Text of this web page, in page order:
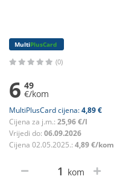
MultiPlusCard
(0)
6 49
€/kom
MultiPlusCard cijena:4,89 €
Cijena za j.m.: 25,96 €/l
Vrijedi do: 06.09.2026
Cijena 02.05.2025.: 4,89 €/kom
kom